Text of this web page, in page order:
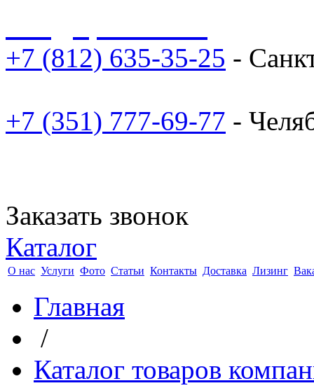
+7 (812) 635-35-25 -
+7 (351) 777-69-77 -
Заказать звонок
Каталог
О нас Услуги Фото Статьи Контакты Доставка Лизинг
Главная
/
Каталог товаров